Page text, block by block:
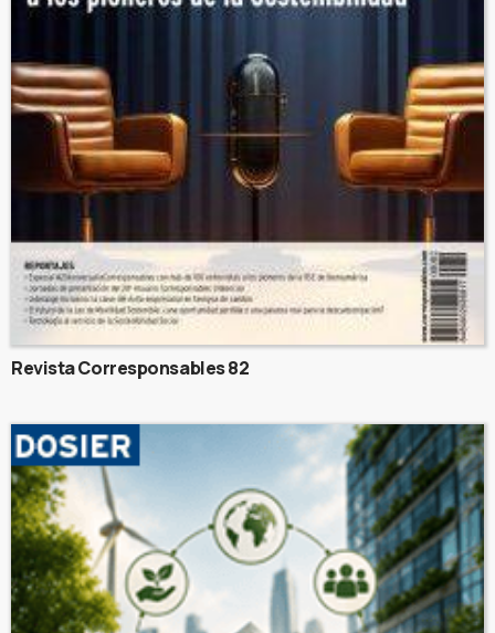
Revista Corresponsables 82